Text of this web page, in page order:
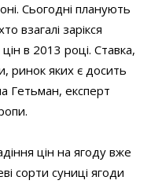
Сьогодні планують
взагалі зарікся
в 2013 році. Ставка,
ринок яких є досить
Гетьман, експерт
цін на ягоду вже
сорти суниці ягоди